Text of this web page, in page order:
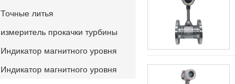
Точные литья
измеритель прокачки турбины
Индикатор магнитного уровня
Индикатор магнитного уровня